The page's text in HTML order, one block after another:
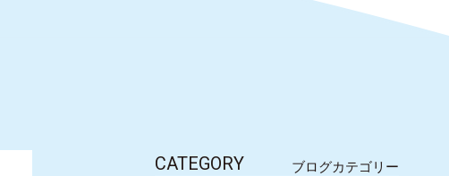
CATEGORY ブログカテゴリー